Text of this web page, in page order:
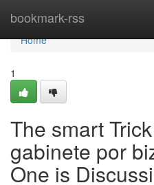
bookmark-rss
Home
Home
1
The smart
gabinete por
One is